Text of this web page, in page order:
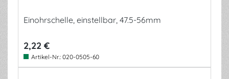
Einohrschelle, einstellbar, 47.5-56mm
2,22 €
Artikel-Nr.: 020-0505-60